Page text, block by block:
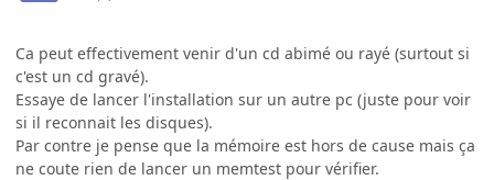
Ca peut effectivement venir d'un cd abimé ou rayé (surtout si
c'est un cd gravé).
Essaye de lancer l'installation sur un autre pc (juste pour voir
si il reconnait les disques).
Par contre je pense que la mémoire est hors de cause mais ça
ne coute rien de lancer un memtest pour vérifier.